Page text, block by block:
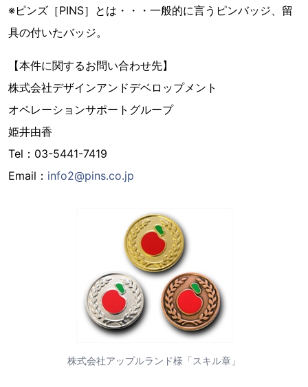
※ピンズ［PINS］とは・・・一般的に言うピンバッジ、留
具の付いたバッジ。
【本件に関するお問い合わせ先】
株式会社デザインアンドデベロップメント
オペレーションサポートグループ
姫井由香
Tel：03-5441-7419
Email： info2@pins.co.jp
株式会社アップルランド様「スキル章」